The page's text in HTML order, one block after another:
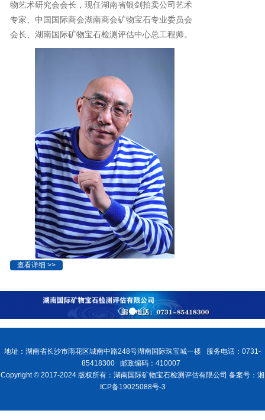
物艺术研究会会长，现任湖南省银剑拍卖公司艺术
专家、中国国际商会湖南商会矿物宝石专业委员会
会长、湖南国际矿物宝石检测评估中心总工程师。
查看详细 >>
地址：湖南省长沙市雨花区城南中路248号湖南国际珠宝城一楼 服务电话：0731-
85418300 邮政编码：410007
Copyright © 2017-2024 版权所有：湖南国际矿物宝石检测评估有限公司 备案号：湘
ICP备19025088号-3